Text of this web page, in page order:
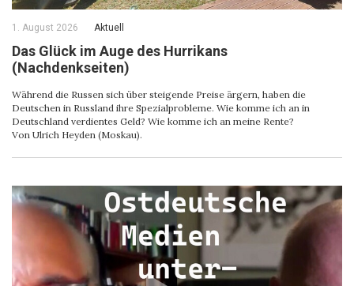
1. August 2026 Aktuell
Das Glück im Auge des Hurrikans
(Nachdenkseiten)
Während die Russen sich über steigende Preise ärgern, haben die
Deutschen in Russland ihre Spezialprobleme. Wie komme ich an in
Deutschland verdientes Geld? Wie komme ich an meine Rente?
Von Ulrich Heyden (Moskau).